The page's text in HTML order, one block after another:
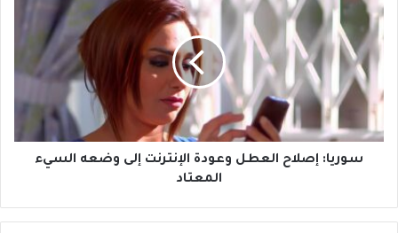
ظ
ف
م
ع
ب
د
ل
و
إ
ل
سوريا: إصلاح العطل وعودة الإنترنت إلى وضعه السيء
المعتاد